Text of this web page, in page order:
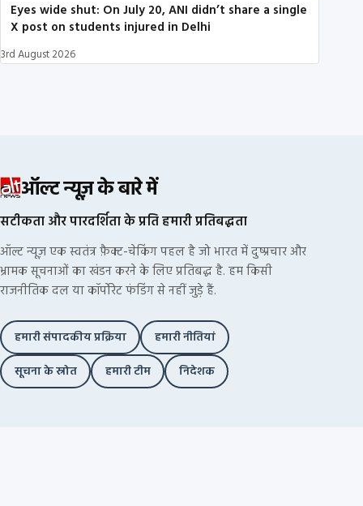
Eyes wide shut: On July 20, ANI didn’t share a single
X post on students injured in Delhi
3rd August 2026
ऑल्ट न्यूज़ के बारे में
सटीकता और पारदर्शिता के प्रति हमारी प्रतिबद्धता
ऑल्ट न्यूज़ एक स्वतंत्र फ़ैक्ट-चेकिंग पहल है जो भारत में दुष्प्रचार और
भ्रामक सूचनाओं का खंडन करने के लिए प्रतिबद्ध है. हम किसी
राजनीतिक दल या कॉर्पोरेट फंडिंग से नहीं जुड़े हैं.
हमारी संपादकीय प्रक्रिया
हमारी नीतियां
सूचना के स्रोत
हमारी टीम निदेशक